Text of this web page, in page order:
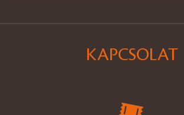
KAPCSOLAT